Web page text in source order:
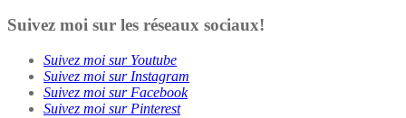
Suivez moi sur les réseaux sociaux!
Suivez moi sur Youtube
Suivez moi sur Instagram
Suivez moi sur Facebook
Suivez moi sur Pinterest